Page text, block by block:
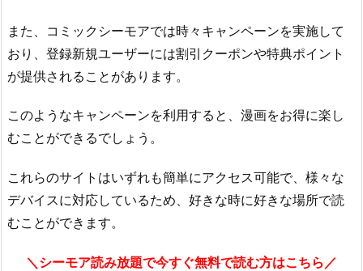
また、コミックシーモアでは時々キャンペーンを実施して
おり、登録新規ユーザーには割引クーポンや特典ポイント
が提供されることがあります。
このようなキャンペーンを利用すると、漫画をお得に楽し
むことができるでしょう。
これらのサイトはいずれも簡単にアクセス可能で、様々な
デバイスに対応しているため、好きな時に好きな場所で読
むことができます。
＼シーモア読み放題で今すぐ無料で読む方はこちら／